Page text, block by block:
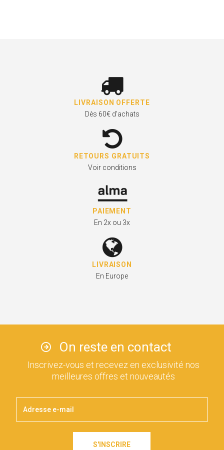
LIVRAISON OFFERTE
Dès 60€ d'achats
RETOURS GRATUITS
Voir conditions
PAIEMENT
En 2x ou 3x
LIVRAISON
En Europe
On reste en contact
Inscrivez-vous et recevez en exclusivité nos
meilleures offres et nouveautés
S'INSCRIRE